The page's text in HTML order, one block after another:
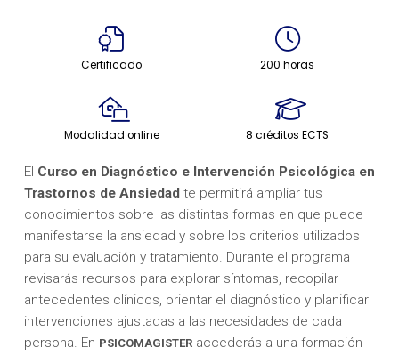
Certificado 200 horas
Modalidad online 8 créditos ECTS
El Curso en Diagnóstico e Intervención Psicológica en
Trastornos de Ansiedadte permitirá ampliar tus
conocimientos sobre las distintas formas en que puede
manifestarse la ansiedad y sobre los criterios utilizados
para su evaluación y tratamiento. Durante el programa
revisarás recursos para explorar síntomas, recopilar
antecedentes clínicos, orientar el diagnóstico y planificar
intervenciones ajustadas a las necesidades de cada
persona. En PSICOMAGISTERaccederás a una formación